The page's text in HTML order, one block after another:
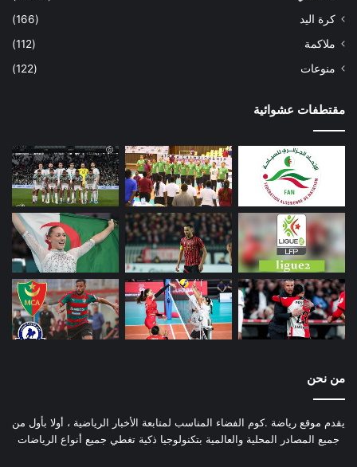
كرة اليد
(166)
ملاكمة
(112)
منوعات
(122)
مقتطفات عشوائية
من نحن
يقدم موقع رياضة .كوم الفضاء المناسب لمتابعة الأخبار الرياضية ، أولا بأول من
جميع المصادر المحلية والعالمية بتكنولوجيا ذكية تغطي جميع أنواع الرياضات